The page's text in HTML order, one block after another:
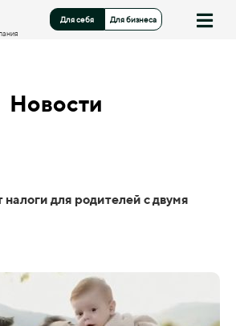
Для себя Для бизнеса
Новости
налоги для родителей с двумя